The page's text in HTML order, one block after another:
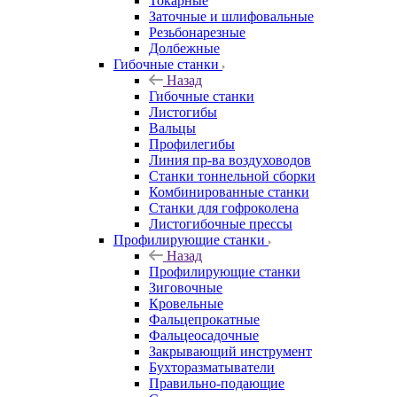
Заточные и шлифовальные
Резьбонарезные
Долбежные
Гибочные станки
Назад
Гибочные станки
Листогибы
Вальцы
Профилегибы
Линия пр-ва воздуховодов
Станки тоннельной сборки
Комбинированные станки
Станки для гофроколена
Листогибочные прессы
Профилирующие станки
Назад
Профилирующие станки
Зиговочные
Кровельные
Фальцепрокатные
Фальцеосадочные
Закрывающий инструмент
Бухторазматыватели
Правильно-подающие